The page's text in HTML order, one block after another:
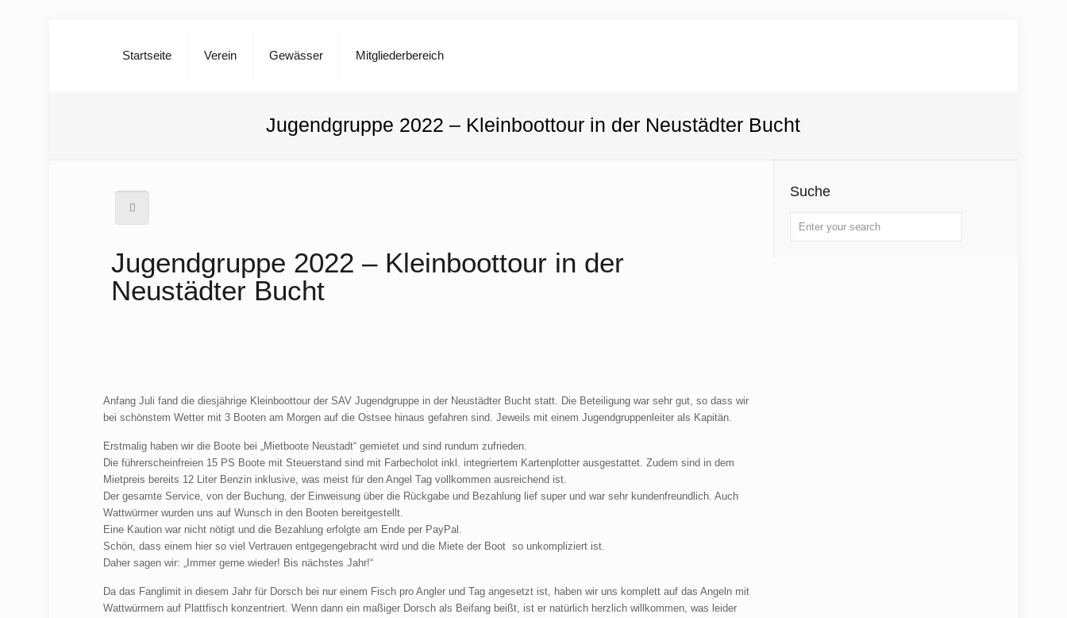
Startseite Verein Gewässer Mitgliederbereich
Jugendgruppe 2022 – Kleinboottour in der Neustädter Bucht
Jugendgruppe 2022 – Kleinboottour in der
Neustädter Bucht
Anfang Juli fand die diesjährige Kleinboottour der SAV Jugendgruppe in der Neustädter Bucht statt. Die Beteiligung war sehr gut, so dass wir
bei schönstem Wetter mit 3 Booten am Morgen auf die Ostsee hinaus gefahren sind. Jeweils mit einem Jugendgruppenleiter als Kapitän.
Erstmalig haben wir die Boote bei „Mietboote Neustadt“ gemietet und sind rundum zufrieden.
Die führerscheinfreien 15 PS Boote mit Steuerstand sind mit Farbecholot inkl. integriertem Kartenplotter ausgestattet. Zudem sind in dem
Mietpreis bereits 12 Liter Benzin inklusive, was meist für den Angel Tag vollkommen ausreichend ist.
Der gesamte Service, von der Buchung, der Einweisung über die Rückgabe und Bezahlung lief super und war sehr kundenfreundlich. Auch
Wattwürmer wurden uns auf Wunsch in den Booten bereitgestellt.
Eine Kaution war nicht nötigt und die Bezahlung erfolgte am Ende per PayPal.
Schön, dass einem hier so viel Vertrauen entgegengebracht wird und die Miete der Boot so unkompliziert ist.
Daher sagen wir: „Immer gerne wieder! Bis nächstes Jahr!“
Da das Fanglimit in diesem Jahr für Dorsch bei nur einem Fisch pro Angler und Tag angesetzt ist, haben wir uns komplett auf das Angeln mit
Wattwürmern auf Plattfisch konzentriert. Wenn dann ein maßiger Dorsch als Beifang beißt, ist er natürlich herzlich willkommen, was leider
Suche